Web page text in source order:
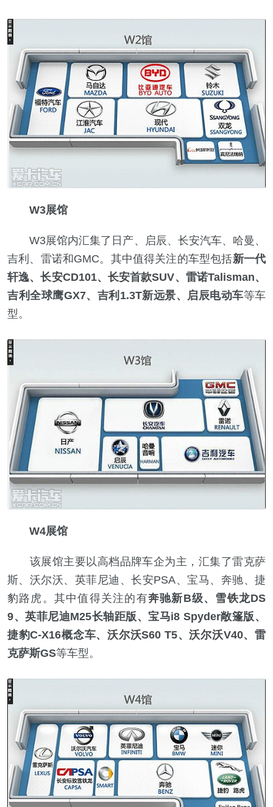
W3展馆
W3展馆内汇集了日产、启辰、长安汽车、哈曼、
吉利、雷诺和GMC。其中值得关注的车型包括新一代
轩逸、长安CD101、长安首款SUV、雷诺Talisman、
吉利全球鹰GX7、吉利1.3T新远景、启辰电动车等车
型。
W4展馆
该展馆主要以高档品牌车企为主，汇集了雷克萨
斯、沃尔沃、英菲尼迪、长安PSA、宝马、奔驰、捷
豹路虎。其中值得关注的有奔驰新B级、雪铁龙DS
9、英菲尼迪M25长轴距版、宝马i8 Spyder敞篷版、
捷豹C-X16概念车、沃尔沃S60 T5、沃尔沃V40、雷
克萨斯GS等车型。